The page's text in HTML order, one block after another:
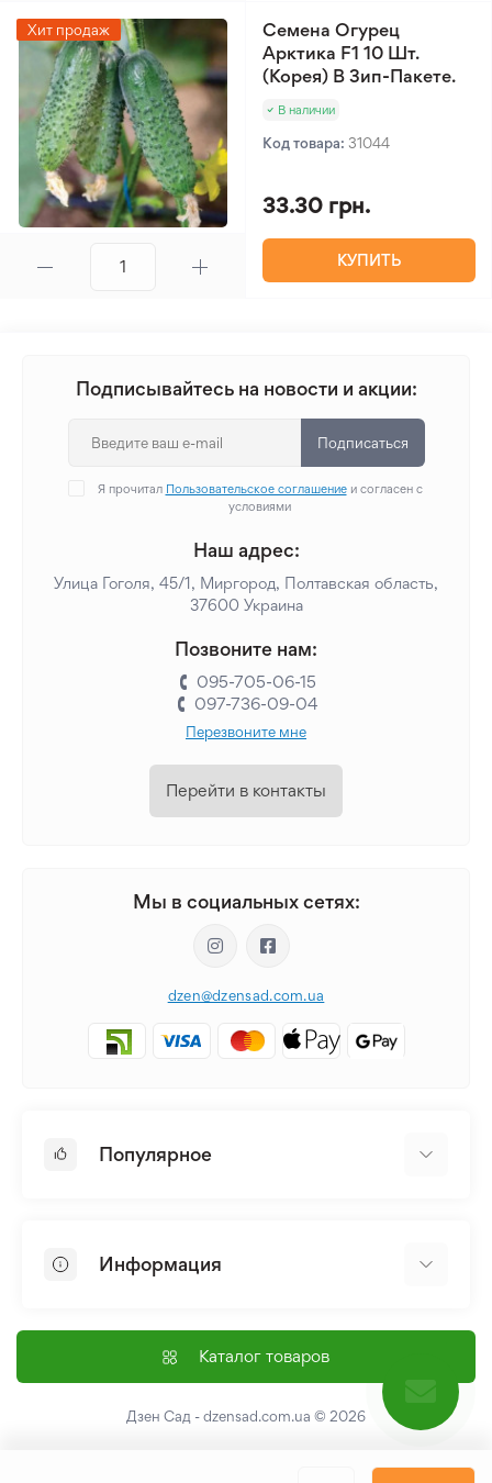
Хит продаж
Семена Огурец
Арктика F1 10 Шт.
(Корея) В Зип-Пакете.
В наличии
Код товара: 31044
33.30 грн.
КУПИТЬ
Подписывайтесь на новости и акции:
Подписаться
Я прочитал Пользовательское соглашениеи согласен с
условиями
Наш адрес:
Улица Гоголя, 45/1, Миргород, Полтавская область,
37600 Украина
Позвоните нам:
095-705-06-15
097-736-09-04
Перезвоните мне
Перейти в контакты
Мы в социальных сетях:
dzen@dzensad.com.ua
Популярное
Лилия
Семена
Информация
Доставка и оплата
Контакты
Каталог товаров
Дзен Сад - dzensad.com.ua © 2026